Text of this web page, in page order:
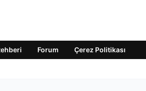
Forum Çerez Politikası